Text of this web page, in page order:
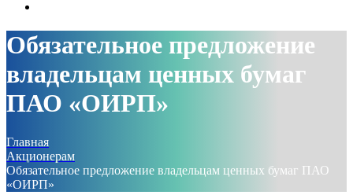
Обязательное предложение
владельцам ценных бумаг
ПАО «ОИРП»
Главная
Акционерам
Обязательное предложение владельцам ценных бумаг ПАО
«ОИРП»